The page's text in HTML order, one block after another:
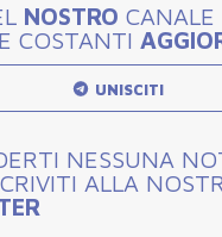
NOSTRO CANALE
COSTANTI
UNISCITI
NESSUNA
ALLA